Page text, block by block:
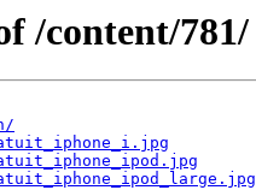
/content/781/